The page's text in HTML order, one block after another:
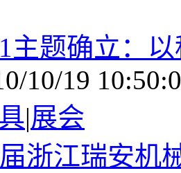
主题确立：
10/19
|展会
浙江瑞安机